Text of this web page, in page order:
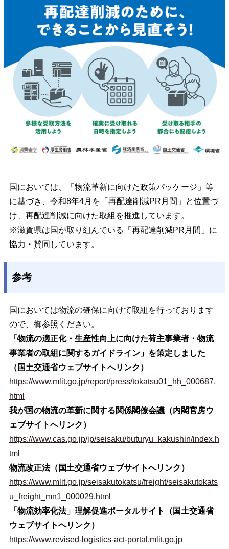
国においては、「物流革新に向けた政策パッケージ」等
に基づき、令和8年4月を「再配達削減PR月間」と位置づ
け、再配達削減に向けた取組を推進しています。
※滋賀県は国が取り組んでいる「再配達削減PR月間」に
協力・賛同しています。
参考
国においては物流の確保に向けて取組を行っております
ので、御参照ください。
「物流の適正化・生産性向上に向けた荷主事業者・物流
事業者の取組に関するガイドライン」を策定しました
（国土交通省ウェブサイトへリンク）
https://www.mlit.go.jp/report/press/tokatsu01_hh_000687.
html
我が国の物流の革新に関する関係閣僚会議（内閣官房ウ
ェブサイトへリンク）
https://www.cas.go.jp/jp/seisaku/buturyu_kakushin/index.h
tml
物流改正法（国土交通省ウェブサイトへリンク）
https://www.mlit.go.jp/seisakutokatsu/freight/seisakutokats
u_freight_mn1_000029.html
「物流効率化法」理解促進ポータルサイト（国土交通省
ウェブサイトへリンク）
https://www.revised-logistics-act-portal.mlit.go.jp